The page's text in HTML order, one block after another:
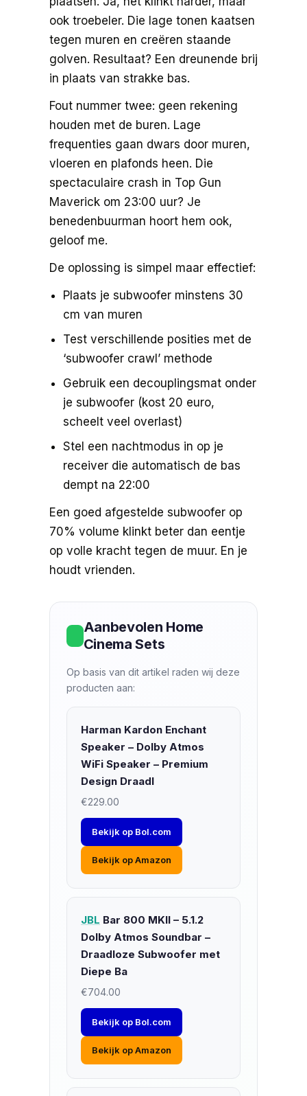
ook troebeler. Die lage tonen kaatsen
tegen muren en creëren staande
golven. Resultaat? Een dreunende brij
in plaats van strakke bas.
Fout nummer twee: geen rekening
houden met de buren. Lage
frequenties gaan dwars door muren,
vloeren en plafonds heen. Die
spectaculaire crash in Top Gun
Maverick om 23:00 uur? Je
benedenbuurman hoort hem ook,
geloof me.
De oplossing is simpel maar effectief:
Plaats je subwoofer minstens 30
cm van muren
Test verschillende posities met de
‘subwoofer crawl’ methode
Gebruik een decouplingsmat onder
je subwoofer (kost 20 euro,
scheelt veel overlast)
Stel een nachtmodus in op je
receiver die automatisch de bas
dempt na 22:00
Een goed afgestelde subwoofer op
70% volume klinkt beter dan eentje
op volle kracht tegen de muur. En je
houdt vrienden.
Aanbevolen Home
Cinema Sets
Op basis van dit artikel raden wij deze
producten aan:
Harman Kardon Enchant
Speaker – Dolby Atmos
WiFi Speaker – Premium
Design Draadl
€229.00
Bekijk op Bol.com
Bekijk op Amazon
JBL Bar 800 MKII – 5.1.2
Dolby Atmos Soundbar –
Draadloze Subwoofer met
Diepe Ba
€704.00
Bekijk op Bol.com
Bekijk op Amazon